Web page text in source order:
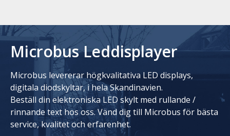
Microbus Leddisplayer
Microbus levererar högkvalitativa LED displays,
digitala diodskyltar, i hela Skandinavien.
Beställ din elektroniska LED skylt med rullande /
rinnande text hos oss. Vänd dig till Microbus för bästa
service, kvalitet och erfarenhet.